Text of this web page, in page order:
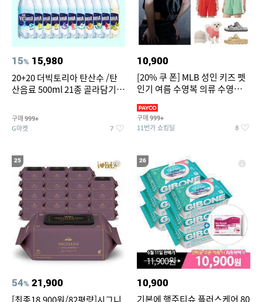
15% 15,980
20+20 더빅토리아 탄산수 /탄
산음료 500ml 21종 골라담기
구매 999+
G마켓 7
10,900
[20% 쿠 폰] MLB 성인 키즈 펫
인기 여름 수영복 의류 수영복
구매 999+
11번가 쇼킹딜 8
25
54% 21,900
26
10,900
기본에 행주티슈 플러스케어 80